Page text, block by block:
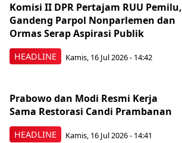
HEADLINE
Komisi II DPR Pertajam RUU Pemilu,
Gandeng Parpol Nonparlemen dan
Ormas Serap Aspirasi Publik
Kamis, 16 Jul 2026 - 14:42
HEADLINE
Prabowo dan Modi Resmi Kerja
Sama Restorasi Candi Prambanan
Kamis, 16 Jul 2026 - 14:41